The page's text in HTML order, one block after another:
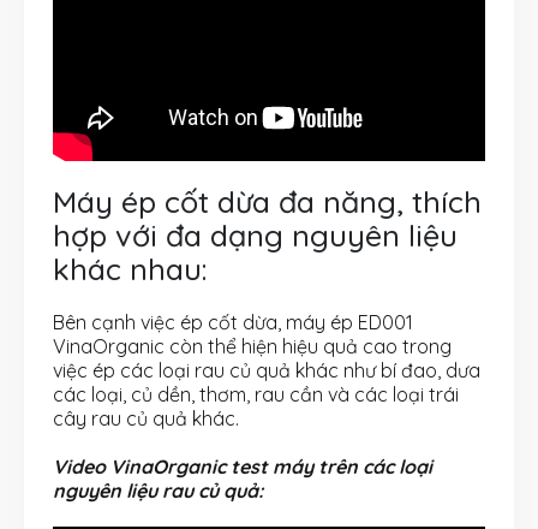
Máy ép cốt dừa đa năng, thích
hợp với đa dạng nguyên liệu
khác nhau:
Bên cạnh việc ép cốt dừa, máy ép ED001
VinaOrganic còn thể hiện hiệu quả cao trong
việc ép các loại rau củ quả khác như bí đao, dưa
các loại, củ dền, thơm, rau cần và các loại trái
cây rau củ quả khác.
Video VinaOrganic test máy trên các loại
nguyên liệu rau củ quả: